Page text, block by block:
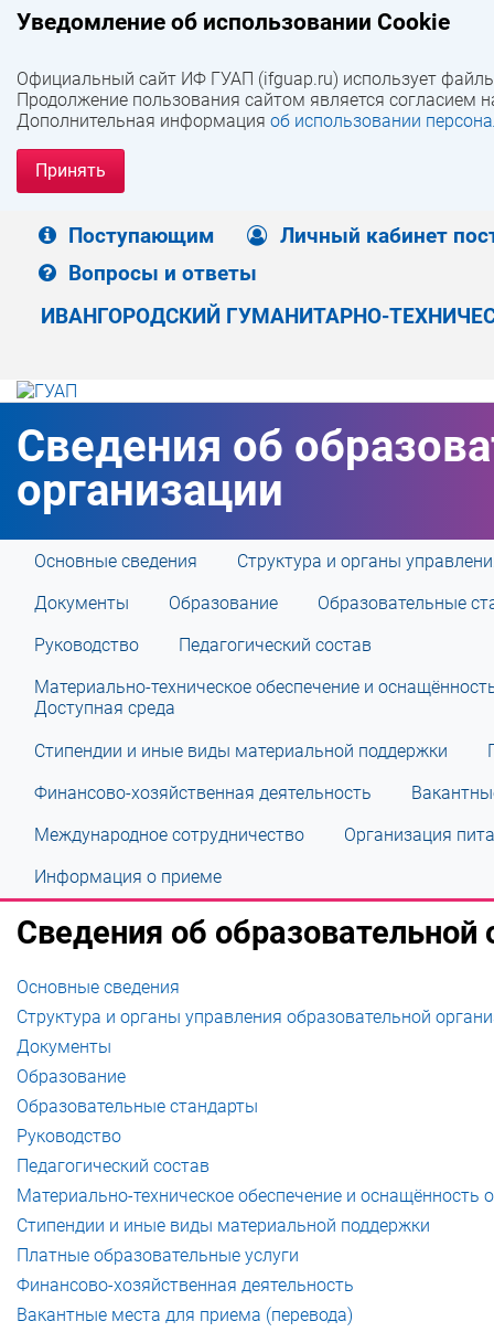
Уведомление об использовании Cookie
Официальный сайт ИФ ГУАП (ifguap.ru) использует
Продолжение пользования сайтом является согласием
Дополнительная информация об использовании
Принять
Поступающим
Личный кабинет
Вопросы и ответы
ИВАНГОРОДСКИЙ ГУМАНИТАРНО-
Сведения об
организации
Основные сведения Структура и органы
Документы Образование Образовательные
Руководство Педагогический состав
Материально-техническое обеспечение и
Доступная среда
Стипендии и иные виды материальной поддержки
Финансово-хозяйственная деятельность
Международное сотрудничество Организация
Информация о приеме
Сведения об образовательной
Основные сведения
Структура и органы управления образовательной
Документы
Образование
Образовательные стандарты
Руководство
Педагогический состав
Материально-техническое обеспечение и оснащённость
Стипендии и иные виды материальной поддержки
Платные образовательные услуги
Финансово-хозяйственная деятельность
Вакантные места для приема (перевода)